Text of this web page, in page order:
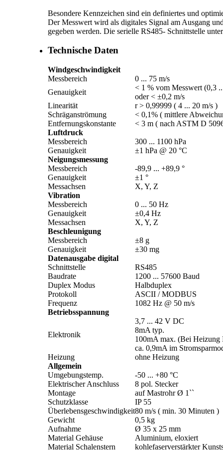
Besondere Kennzeichen sind ein definiertes und
Der Messwert wird als digitales Signal am Ausgang
gegeben werden. Die serielle RS485- Schnittstelle
Technische Daten
Windgeschwindigkeit
Messbereich
0 ... 75 m/­s
Genauigkeit
< 1 % vom Messwert (0,3
oder < ±0,2 m/­s
Linearität
r > 0,99999 ( 4 ... 20 m/­s )
Schräganströmung
< 0,1% ( mittlere
Entfernungskonstante
< 3 m ( nach ASTM D
Luftdruck
Messbereich
300 ... 1100 hPa
Genauigkeit
±1 hPa @ 20 °C
Neigungsmessung
Messbereich
-89,9 ... +89,9 °
Genauigkeit
±1 °
Messachsen
X, Y, Z
Vibration
Messbereich
0 ... 50 Hz
Genauigkeit
±0,4 Hz
Messachsen
X, Y, Z
Beschleunigung
Messbereich
±8 g
Genauigkeit
±30 mg
Datenausgabe digital
Schnittstelle
RS485
Baudrate
1200 ... 57600 Baud
Duplex Modus
Halbduplex
Protokoll
ASCII /­ MODBUS
Frequenz
1082 Hz @ 50 m/­s
Betriebsspannung
Elektronik
3,7 ... 42 V DC
8mA typ.
100mA max. (Bei Heizung
ca. 0,9mA im
Heizung
ohne Heizung
Allgemein
Umgebungstemp.
-50 ... +80 °C
Elektrischer Anschluss
8 pol. Stecker
Montage
auf Mastrohr Ø 1``
Schutzklasse
IP 55
Überlebensgeschwindigkeit80 m/­s ( min. 30 Minuten )
Gewicht
0,5 kg
Aufnahme
Ø 35 x 25 mm
Material Gehäuse
Aluminium, eloxiert
Material Schalenstern
kohlefaserverstärkter